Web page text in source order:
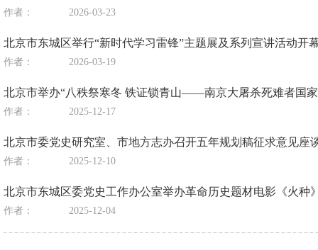
作者： 2026-03-23
北京市东城区举行“新时代学习雷锋”主题展及系列宣讲活动开
作者： 2026-03-19
北京市举办“八秩祭寒冬 铁证锁青山——南京大屠杀死难者国
作者： 2025-12-17
北京市委党史研究室、市地方志办召开五年规划稿征求意见座
作者： 2025-12-10
北京市东城区委党史工作办公室举办革命历史题材电影《火种
作者： 2025-12-04